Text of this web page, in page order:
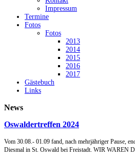
Impressum
Termine
Fotos
Fotos
2013
2014
2015
2016
2017
Gästebuch
Links
News
Oswaldertreffen 2024
Vom 30.08.- 01.09 fand, nach mehrjähriger Pause,
Diesmal in St. Oswald bei Freistadt. WIR WAREN